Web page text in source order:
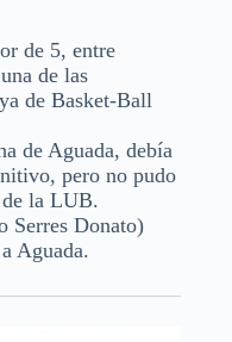
de 5, entre
de las
de Basket-Ball
de Aguada, debía
pero no pudo
la LUB.
Serres Donato)
Aguada.